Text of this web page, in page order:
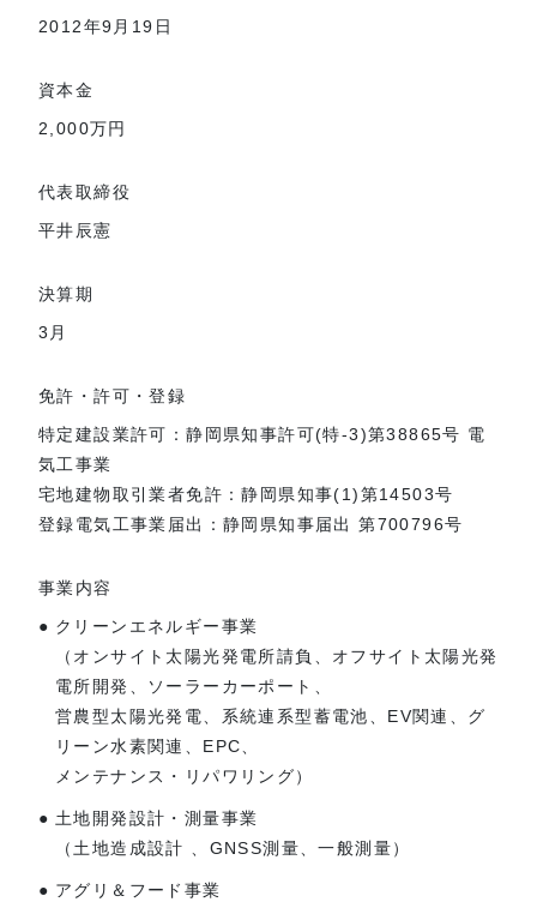
2012年9月19日
資本金
2,000万円
代表取締役
平井辰憲
決算期
3月
免許・許可・登録
特定建設業許可：静岡県知事許可(特-3)第38865号 電
気工事業
宅地建物取引業者免許：静岡県知事(1)第14503号
登録電気工事業届出：静岡県知事届出 第700796号
事業内容
クリーンエネルギー事業
（オンサイト太陽光発電所請負、オフサイト太陽光発
電所開発、ソーラーカーポート、
営農型太陽光発電、系統連系型蓄電池、EV関連、グ
リーン水素関連、EPC、
メンテナンス・リパワリング）
土地開発設計・測量事業
（土地造成設計 、GNSS測量、一般測量）
アグリ＆フード事業